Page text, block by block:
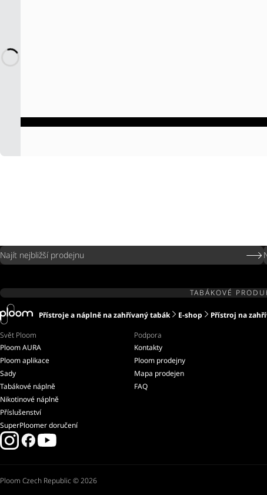
Najít nejbližší prodejnu
TABÁKOVÉ
Přístroje a náplně na zahřívaný tabák E-shop Přístroj na
Svět Ploom
Ploom AURA
Ploom aplikace
Sady
Tabákové náplně
Nikotinové náplně
Příslušenství
SuperPloomer doručení
Podpora
Kontakty
Ploom prodejny
Mapa prodejen
FAQ
Ploom Czech Republic © 2026